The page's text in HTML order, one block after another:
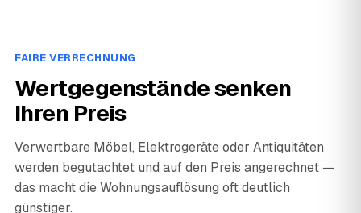
FAIRE VERRECHNUNG
Wertgegenstände senken
Ihren Preis
Verwertbare Möbel, Elektrogeräte oder Antiquitäten
werden begutachtet und auf den Preis angerechnet —
das macht die Wohnungsauflösung oft deutlich
günstiger.